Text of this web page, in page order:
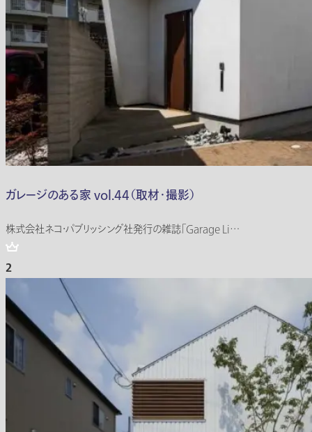
ガレージのある家 vol.44（取材・撮影）
株式会社ネコ・パブリッシング社発行の雑誌「Garage Li…
2